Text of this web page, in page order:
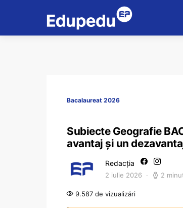
Bacalaureat 2026
Subiecte Geografie
avantaj și un
Redacția
2 iulie 2026 2
9.587 de vizualizări